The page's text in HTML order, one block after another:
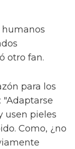
humanos
otro fan.
para los
"Adaptarse
usen pieles
Como, ¿no